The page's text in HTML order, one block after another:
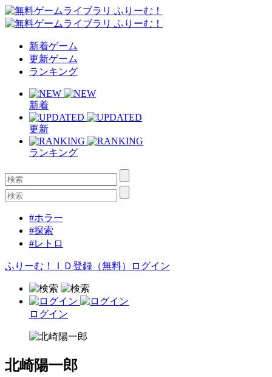
新着ゲーム
更新ゲーム
ランキング
新着
更新
ランキング
#ホラー
#探索
#レトロ
ふりーむ！ＩＤ登録（無料） ログイン
ログイン
北崎陽一郎